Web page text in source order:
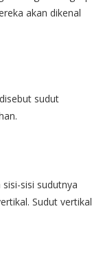
akan dikenal
sudut
sisi sudutnya
Sudut vertikal